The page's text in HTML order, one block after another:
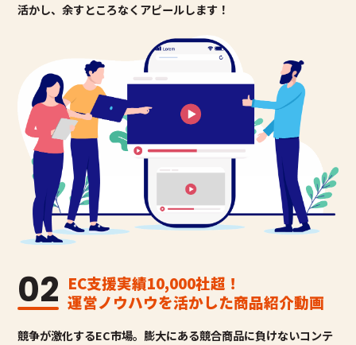
活かし、余すところなくアピールします！
02 EC支援実績10,000社超！
運営ノウハウを活かした商品紹介動画
競争が激化するEC市場。膨大にある競合商品に負けないコンテ